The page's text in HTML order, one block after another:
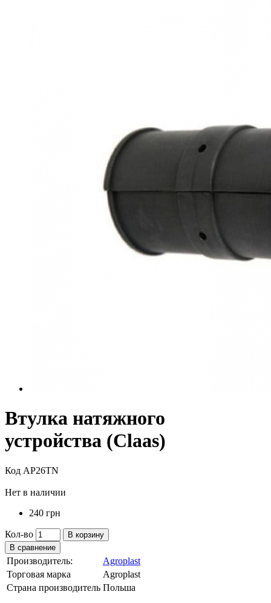
Втулка натяжного
устройства (Claas)
Код AP26TN
Нет в наличии
240 грн
Кол-во
В корзину
В сравнение
Производитель:
Agroplast
Торговая марка
Agroplast
Страна производитель Польша